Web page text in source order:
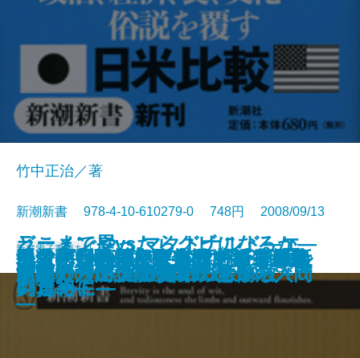
〈人使い〉の極意―乱世を生き抜
いた知将の至言―
人間の覚悟
テレビ番外地―東京12チャンネル
の奇跡―
先生と生徒の恋愛問題
民主党―野望と野合のメカニズム
―
迷惑メールは誰が出す？
源氏物語ものがたり
だから混浴はやめられない
手ごわい頭脳―アメリカン弁護士
の思考法―
ラーメン屋vs.マクドナルド―エ
コノミストが読み解く日米の深層
―
竹中正治／著
新潮新書 978-4-10-610279-0 748円 2008/09/13
新書電子書籍あり
新書で入門 宮沢賢治のちから
文豪たちの大陸横断鉄道
「名医」のウソ―病院で損をしな
いために―
気骨の判決―東條英機と闘った裁
判官―
ニッポンの評判―世界17カ国最新
レポート―
どこまでやったらクビになるか―
サラリーマンのための労働法入門
―
新書で入門 ジャズの鉄板50枚＋α
昭和史の逆説
世紀のラブレター
地獄の日本兵―ニューギニア戦線
の真相―